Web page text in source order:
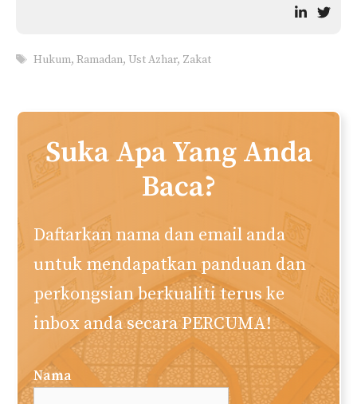
Tags
Hukum,Ramadan,Ust Azhar, Zakat
Suka Apa Yang Anda
Baca?
Daftarkan nama dan email anda
untuk mendapatkan panduan dan
perkongsian berkualiti terus ke
inbox anda secara PERCUMA!
Nama